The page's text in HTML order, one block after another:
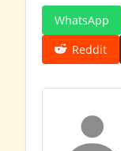
WhatsApp
Reddit